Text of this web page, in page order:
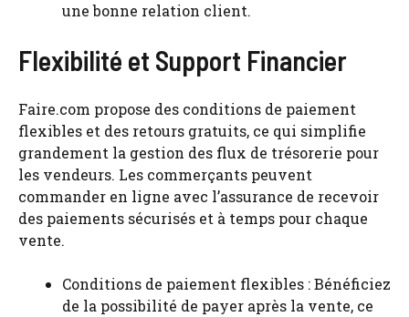
une bonne relation client.
Flexibilité et Support Financier
Faire.com propose des conditions de paiement
flexibles et des retours gratuits, ce qui simplifie
grandement la gestion des flux de trésorerie pour
les vendeurs. Les commerçants peuvent
commander en ligne avec l’assurance de recevoir
des paiements sécurisés et à temps pour chaque
vente.
Conditions de paiement flexibles : Bénéficiez
de la possibilité de payer après la vente, ce